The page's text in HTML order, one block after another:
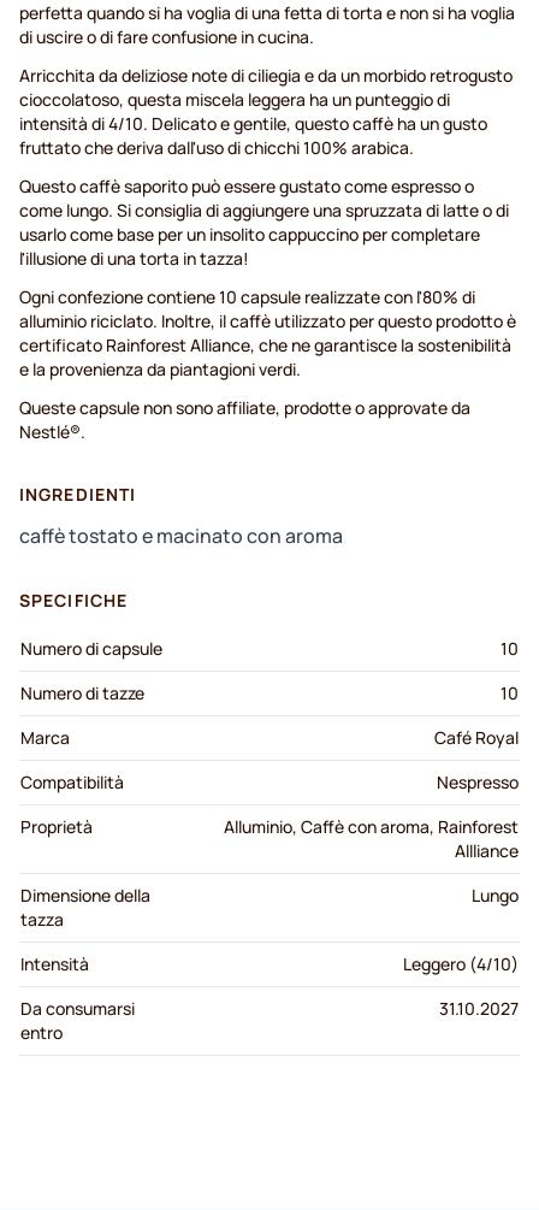
perfetta quando si ha voglia di una fetta di torta e non si ha voglia
di uscire o di fare confusione in cucina.
Arricchita da deliziose note di ciliegia e da un morbido retrogusto
cioccolatoso, questa miscela leggera ha un punteggio di
intensità di 4/10. Delicato e gentile, questo caffè ha un gusto
fruttato che deriva dall'uso di chicchi 100% arabica.
Questo caffè saporito può essere gustato come espresso o
come lungo. Si consiglia di aggiungere una spruzzata di latte o di
usarlo come base per un insolito cappuccino per completare
l'illusione di una torta in tazza!
Ogni confezione contiene 10 capsule realizzate con l'80% di
alluminio riciclato. Inoltre, il caffè utilizzato per questo prodotto è
certificato Rainforest Alliance, che ne garantisce la sostenibilità
e la provenienza da piantagioni verdi.
Queste capsule non sono affiliate, prodotte o approvate da
Nestlé®.
INGREDIENTI
caffè tostato e macinato con aroma
SPECIFICHE
Numero di capsule
10
Numero di tazze
10
Marca
Café Royal
Compatibilità
Nespresso
Proprietà
Alluminio, Caffè con aroma, Rainforest
Allliance
Dimensione della
tazza
Lungo
Intensità
Leggero (4/10)
Da consumarsi
entro
31.10.2027